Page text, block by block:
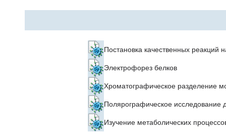
Постановка качественных реакций
Электрофорез белков
Хроматографическое разделение
Полярографическое исследование
Изучение метаболических